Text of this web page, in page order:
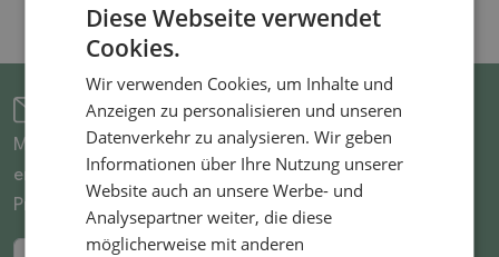
Für den Newsletter anmelden
Melden Sie sich für unseren Newsletter an und Sie
erfahren als Erster von reduzierten Artikeln und neuen
Produkten!
Diese Webseite verwendet
Cookies.
Wir verwenden Cookies, um Inhalte und
Anzeigen zu personalisieren und unseren
Datenverkehr zu analysieren. Wir geben
Informationen über Ihre Nutzung unserer
Website auch an unsere Werbe- und
Analysepartner weiter, die diese
möglicherweise mit anderen